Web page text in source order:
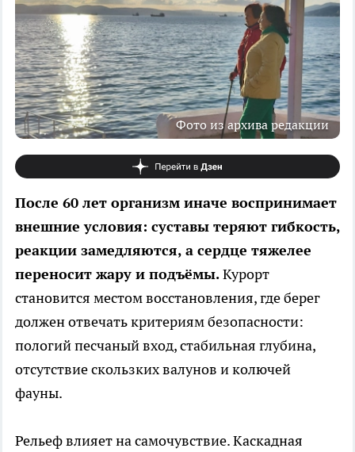
Фото из архива редакции
После 60 лет организм иначе воспринимает
внешние условия: суставы теряют гибкость,
реакции замедляются, а сердце тяжелее
переносит жару и подъёмы.Курорт
становится местом восстановления, где берег
должен отвечать критериям безопасности:
пологий песчаный вход, стабильная глубина,
отсутствие скользких валунов и колючей
фауны.
Рельеф влияет на самочувствие. Каскадная